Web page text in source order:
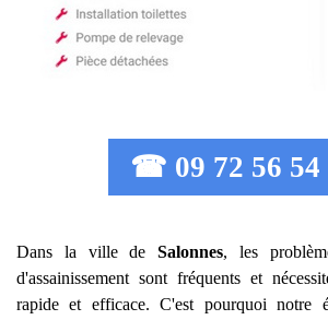
☎ 09 72 56 54
Dans la ville de Salonnes, les
d'assainissement sont fréquents et
rapide et efficace. C'est pourquoi notre